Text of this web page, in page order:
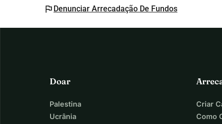
flag Denunciar Arrecadação De Fundos
Doar
Palestina
Ucrânia
Criar
Como